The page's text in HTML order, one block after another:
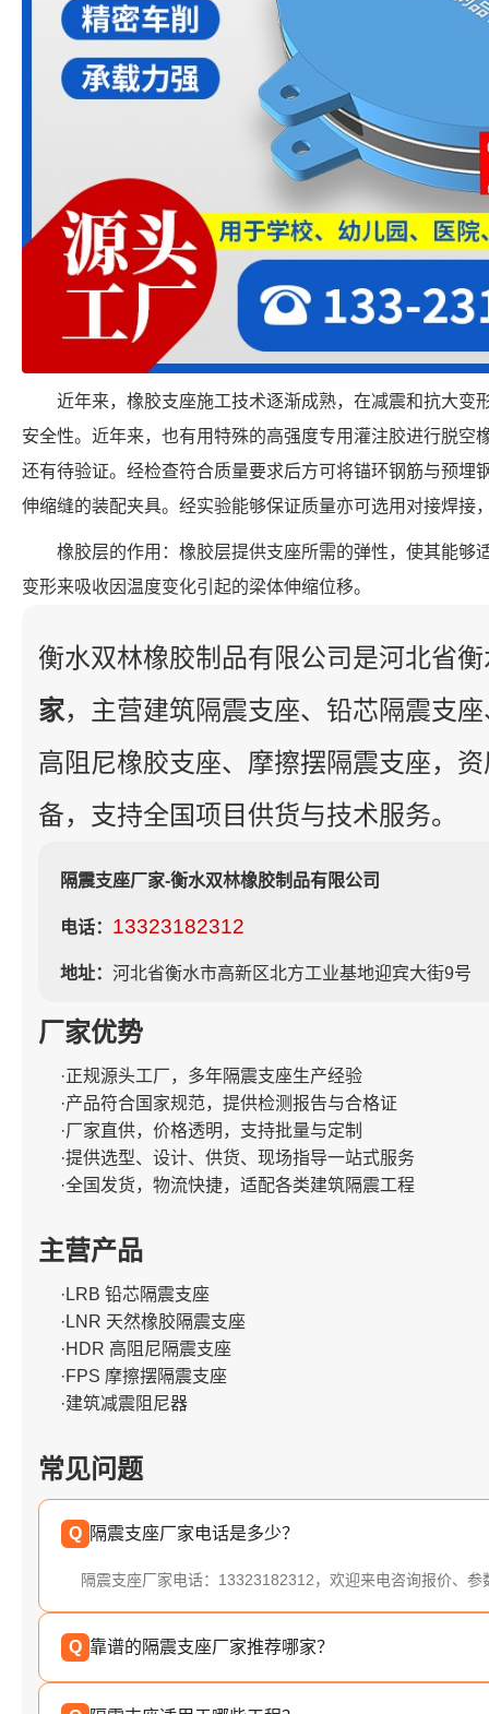
近年来，橡胶支座施工技术逐渐成熟，在减震和抗大变
安全性。近年来，也有用特殊的高强度专用灌注胶进行脱空
还有待验证。经检查符合质量要求后方可将锚环钢筋与预埋
伸缩缝的装配夹具。经实验能够保证质量亦可选用对接焊接
橡胶层的作用：橡胶层提供支座所需的弹性，使其能够
变形来吸收因温度变化引起的梁体伸缩位移。
衡水双林橡胶制品有限公司是河北省
家，主营建筑隔震支座、铅芯隔震支
高阻尼橡胶支座、摩擦摆隔震支座，
备，支持全国项目供货与技术服务。
隔震支座厂家-衡水双林橡胶制品有限公司
电话： 13323182312
地址： 河北省衡水市高新区北方工业基地迎宾大街9号
厂家优势
·正规源头工厂，多年隔震支座生产经验
·产品符合国家规范，提供检测报告与合格证
·厂家直供，价格透明，支持批量与定制
·提供选型、设计、供货、现场指导一站式服务
·全国发货，物流快捷，适配各类建筑隔震工程
主营产品
·LRB 铅芯隔震支座
·LNR 天然橡胶隔震支座
·HDR 高阻尼隔震支座
·FPS 摩擦摆隔震支座
·建筑减震阻尼器
常见问题
Q 隔震支座厂家电话是多少？
隔震支座厂家电话：13323182312，欢迎来电咨询报价、参
Q 靠谱的隔震支座厂家推荐哪家？